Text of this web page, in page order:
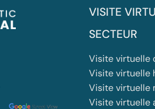
VISITE
SECTEUR
Visite virtuelle
Visite virtuelle
Visite virtuelle
Visite virtuelle